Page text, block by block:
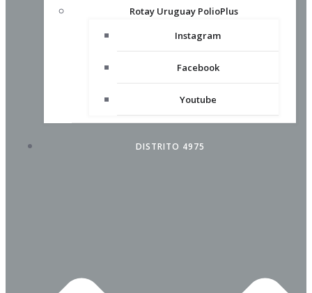
Rotay Uruguay PolioPlus
Instagram
Facebook
Youtube
DISTRITO 4975